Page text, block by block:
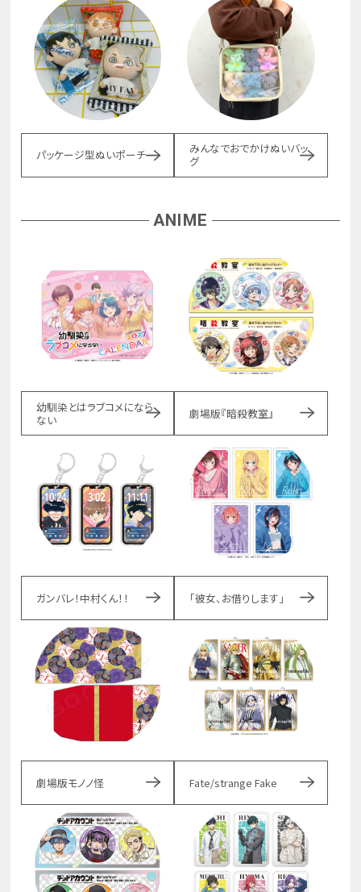
パッケージ型ぬいポーチ
みんなでおでかけぬいバッ
グ
ANIME
幼馴染とはラブコメになら
ない
劇場版『暗殺教室』
ガンバレ！中村くん！！ 「彼女、お借りします」
劇場版モノノ怪 Fate/strange Fake